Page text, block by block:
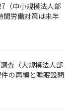
（中小規模法人部
間労働対策は来年
査（大規模法人部
の再編と睡眠設問